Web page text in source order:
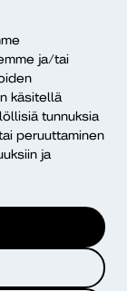
ja/tai
käsitellä
tunnuksia
peruuttaminen
ja
yli
pysäkeillä tai
ovat
esiin
organisaation
ja kokivat
näyttäytyi